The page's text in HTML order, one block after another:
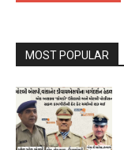
MOST POPULAR